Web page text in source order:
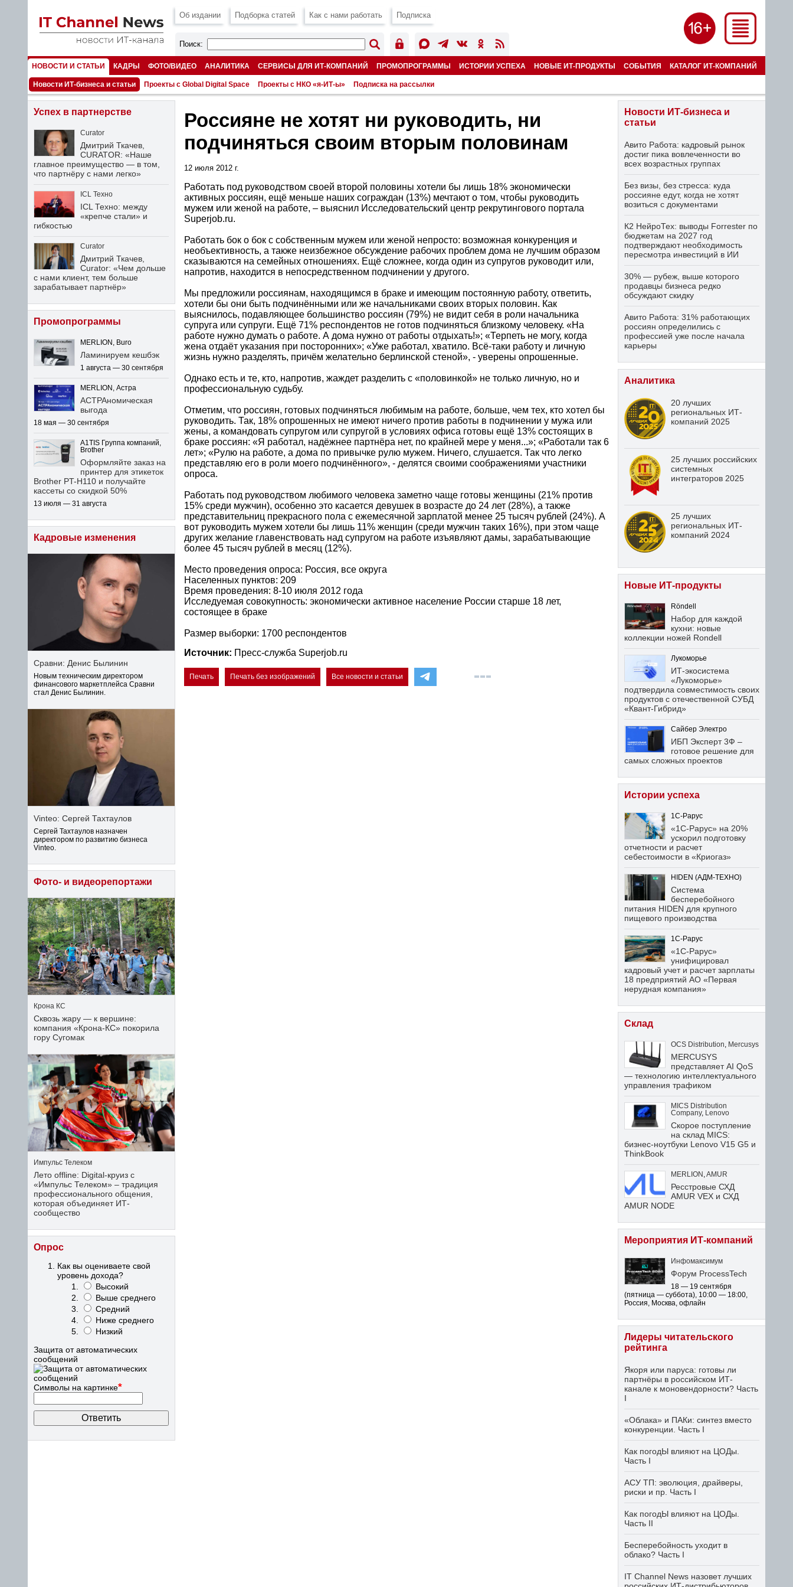
Об издании Подборка статей Как с нами работать Подписка
Поиск:
НОВОСТИ И СТАТЬИ КАДРЫ ФОТО/ВИДЕО АНАЛИТИКА СЕРВИСЫ ДЛЯ ИТ-КОМПАНИЙ ПРОМОПРОГРАММЫ ИСТОРИИ УСПЕХА НОВЫЕ ИТ-ПРОДУКТЫ СОБЫТИЯ КАТАЛОГ ИТ-КОМПАНИЙ
НОМЕРА
Новости ИТ-бизнеса и статьи Проекты с Global Digital Space Проекты с НКО «я-ИТ-ы» Подписка на рассылки
Россияне не хотят ни руководить, ни
подчиняться своим вторым половинам
12 июля 2012 г.
Работать под руководством своей второй половины хотели бы лишь 18% экономически
активных россиян, ещё меньше наших сограждан (13%) мечтают о том, чтобы руководить
мужем или женой на работе, – выяснил Исследовательский центр рекрутингового портала
Superjob.ru.
Работать бок о бок с собственным мужем или женой непросто: возможная конкуренция и
необъективность, а также неизбежное обсуждение рабочих проблем дома не лучшим образом
сказываются на семейных отношениях. Ещё сложнее, когда один из супругов руководит или,
напротив, находится в непосредственном подчинении у другого.
Мы предложили россиянам, находящимся в браке и имеющим постоянную работу, ответить,
хотели бы они быть подчинёнными или же начальниками своих вторых половин. Как
выяснилось, подавляющее большинство россиян (79%) не видит себя в роли начальника
супруга или супруги. Ещё 71% респондентов не готов подчиняться близкому человеку. «На
работе нужно думать о работе. А дома нужно от работы отдыхать!»; «Терпеть не могу, когда
жена отдаёт указания при посторонних»; «Уже работал, хватило. Всё-таки работу и личную
жизнь нужно разделять, причём желательно берлинской стеной», - уверены опрошенные.
Однако есть и те, кто, напротив, жаждет разделить с «половинкой» не только личную, но и
профессиональную судьбу.
Отметим, что россиян, готовых подчиняться любимым на работе, больше, чем тех, кто хотел бы
руководить. Так, 18% опрошенных не имеют ничего против работы в подчинении у мужа или
жены, а командовать супругом или супругой в условиях офиса готовы ещё 13% состоящих в
браке россиян: «Я работал, надёжнее партнёра нет, по крайней мере у меня...»; «Работали так 6
лет»; «Рулю на работе, а дома по привычке рулю мужем. Ничего, слушается. Так что легко
представляю его в роли моего подчинённого», - делятся своими соображениями участники
опроса.
Работать под руководством любимого человека заметно чаще готовы женщины (21% против
15% среди мужчин), особенно это касается девушек в возрасте до 24 лет (28%), а также
представительниц прекрасного пола с ежемесячной зарплатой менее 25 тысяч рублей (24%). А
вот руководить мужем хотели бы лишь 11% женщин (среди мужчин таких 16%), при этом чаще
других желание главенствовать над супругом на работе изъявляют дамы, зарабатывающие
более 45 тысяч рублей в месяц (12%).
Место проведения опроса: Россия, все округа
Населенных пунктов: 209
Время проведения: 8-10 июля 2012 года
Исследуемая совокупность: экономически активное население России старше 18 лет,
состоящее в браке
Размер выборки: 1700 респондентов
Источник: Пресс-служба Superjob.ru
Печать Печать без изображений Все новости и статьи
Успех в партнерстве
Curator
Дмитрий Ткачев,
CURATOR: «Наше
главное преимущество — в том,
что партнёру с нами легко»
ICL Техно
ICL Техно: между
«крепче стали» и
гибкостью
Curator
Дмитрий Ткачев,
Curator: «Чем дольше
с нами клиент, тем больше
зарабатывает партнёр»
Промопрограммы
MERLION, Buro
Ламинируем кешбэк
1 августа — 30 сентября
MERLION, Астра
АСТРАномическая
выгода
18 мая — 30 сентября
A1TIS Группа компаний,
Brother
Оформляйте заказ на
принтер для этикеток
Brother PT-H110 и получайте
кассеты со скидкой 50%
13 июля — 31 августа
Кадровые изменения
Сравни: Денис Былинин
Новым техническим директором
финансового маркетплейса Сравни
стал Денис Былинин.
Vinteo: Сергей Тахтаулов
Сергей Тахтаулов назначен
директором по развитию бизнеса
Vinteo.
Фото- и видеорепортажи
Крона КС
Сквозь жару — к вершине:
компания «Крона‑КС» покорила
гору Сугомак
Импульс Телеком
Лето offline: Digital-круиз с
«Импульс Телеком» – традиция
профессионального общения,
которая объединяет ИТ-
сообщество
Опрос
Как вы оцениваете свой
уровень дохода?
Высокий
Выше среднего
Средний
Ниже среднего
Низкий
Защита от автоматических
сообщений
Символы на картинке*
Новости ИТ-бизнеса и
статьи
Авито Работа: кадровый рынок
достиг пика вовлеченности во
всех возрастных группах
Без визы, без стресса: куда
россияне едут, когда не хотят
возиться с документами
К2 НейроТех: выводы Forrester по
бюджетам на 2027 год
подтверждают необходимость
пересмотра инвестиций в ИИ
30% — рубеж, выше которого
продавцы бизнеса редко
обсуждают скидку
Авито Работа: 31% работающих
россиян определились с
профессией уже после начала
карьеры
Аналитика
20 лучших
региональных ИТ-
компаний 2025
25 лучших российских
системных
интеграторов 2025
25 лучших
региональных ИТ-
компаний 2024
Новые ИТ-продукты
Röndell
Набор для каждой
кухни: новые
коллекции ножей Rondell
Лукоморье
ИТ-экосистема
«Лукоморье»
подтвердила совместимость своих
продуктов с отечественной СУБД
«Квант-Гибрид»
Сайбер Электро
ИБП Эксперт 3Ф –
готовое решение для
самых сложных проектов
Истории успеха
1С-Рарус
«1С-Рарус» на 20%
ускорил подготовку
отчетности и расчет
себестоимости в «Криогаз»
HIDEN (АДМ-ТЕХНО)
Система
бесперебойного
питания HIDEN для крупного
пищевого производства
1С-Рарус
«1С-Рарус»
унифицировал
кадровый учет и расчет зарплаты
18 предприятий АО «Первая
нерудная компания»
Склад
OCS Distribution Mercusys
MERCUSYS
представляет AI QoS
— технологию интеллектуального
управления трафиком
MICS Distribution
Company, Lenovo
Скорое поступление
на склад MICS:
бизнес-ноутбуки Lenovo V15 G5 и
ThinkBook
MERLION AMUR
Ресстровые СХД
AMUR VEX и СХД
AMUR NODE
Мероприятия ИТ-компаний
Инфомаксимум
Форум ProcessTech
18 — 19 сентября
(пятница — суббота), 10:00 — 18:00,
Россия, Москва, офлайн
Лидеры читательского
рейтинга
Якоря или паруса: готовы ли
партнёры в российском ИТ-
канале к моновендорности? Часть
I
«Облака» и ПАКи: синтез вместо
конкуренции. Часть I
Как погодЫ влияют на ЦОДы.
Часть I
АСУ ТП: эволюция, драйверы,
риски и пр. Часть I
Как погодЫ влияют на ЦОДы.
Часть II
Бесперебойность уходит в
облако? Часть I
IT Channel News назовет лучших